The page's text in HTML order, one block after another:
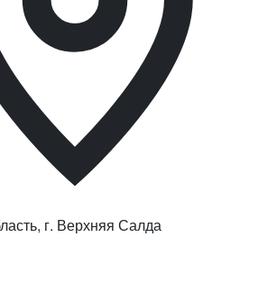
г. Верхняя Салда